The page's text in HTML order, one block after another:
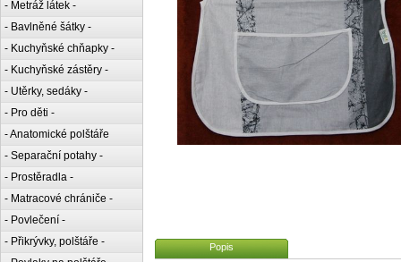
- Metráž látek -
- Bavlněné šátky -
- Kuchyňské chňapky -
- Kuchyňské zástěry -
- Utěrky, sedáky -
- Pro děti -
- Anatomické polštáře
- Separační potahy -
- Prostěradla -
- Matracové chrániče -
- Povlečení -
- Přikrývky, polštáře -
Popis